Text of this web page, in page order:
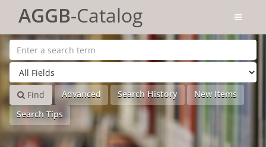
AGGB-Catalog
Find Advanced Search History
New Items
Search Tips